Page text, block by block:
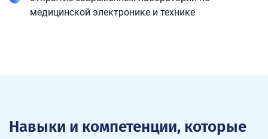
медицинской электронике и технике
Навыки и компетенции, которые